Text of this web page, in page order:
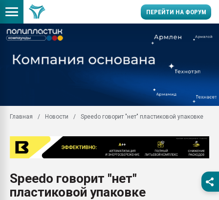
ПЕРЕЙТИ НА ФОРУМ
производство SPC
заводу пластмасс"
Помощь в подборе
Вакуум-формовочные
ближайшее
Подмосковье, Москва
первый план в
Главная Новости Speedo говорит "нет" пластиковой упаковке
Speedo говорит "нет"
пластиковой упаковке